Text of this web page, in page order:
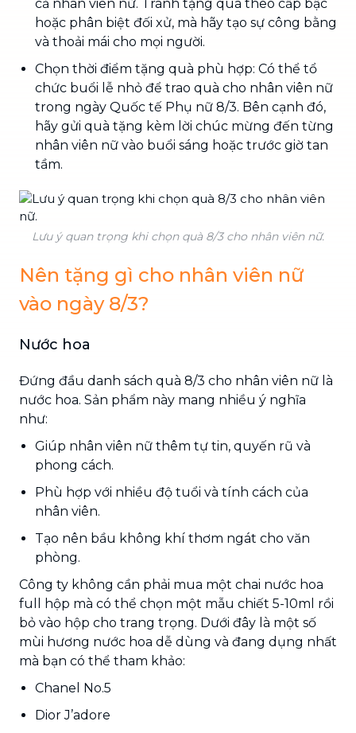
cả nhân viên nữ. Tránh tặng quà theo cấp bậc
hoặc phân biệt đối xử, mà hãy tạo sự công bằng
và thoải mái cho mọi người.
Chọn thời điểm tặng quà phù hợp: Có thể tổ
chức buổi lễ nhỏ để trao quà cho nhân viên nữ
trong ngày Quốc tế Phụ nữ 8/3. Bên cạnh đó,
hãy gửi quà tặng kèm lời chúc mừng đến từng
nhân viên nữ vào buổi sáng hoặc trước giờ tan
tầm.
Lưu ý quan trọng khi chọn quà 8/3 cho nhân viên nữ.
Nên tặng gì cho nhân viên nữ
vào ngày 8/3?
Nước hoa
Đứng đầu danh sách quà 8/3 cho nhân viên nữ là
nước hoa. Sản phẩm này mang nhiều ý nghĩa
như:
Giúp nhân viên nữ thêm tự tin, quyến rũ và
phong cách.
Phù hợp với nhiều độ tuổi và tính cách của
nhân viên.
Tạo nên bầu không khí thơm ngát cho văn
phòng.
Công ty không cần phải mua một chai nước hoa
full hộp mà có thể chọn một mẫu chiết 5-10ml rồi
bỏ vào hộp cho trang trọng. Dưới đây là một số
mùi hương nước hoa dễ dùng và đang dụng nhất
mà bạn có thể tham khảo:
Chanel No.5
Dior J’adore